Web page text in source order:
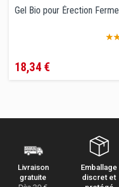
Gel Bio pour Érection Ferme
18,34 €
Livraison
gratuite
Emballage
discret et